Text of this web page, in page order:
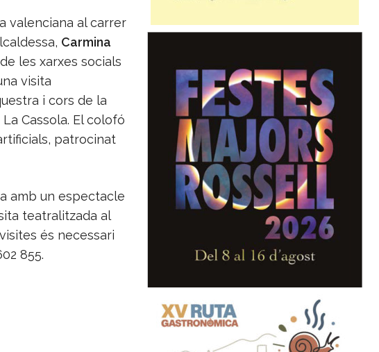
valenciana al carrer
Carmina
les xarxes socials
visita
i cors de la
Cassola. El colofó
patrocinat
amb un espectacle
teatralitzada al
és necessari
855.